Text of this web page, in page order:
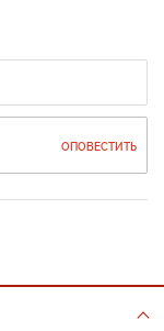
ОПОВЕСТИТЬ